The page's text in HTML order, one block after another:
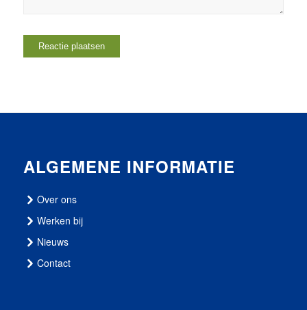
ALGEMENE INFORMATIE
Over ons
Werken bij
Nieuws
Contact